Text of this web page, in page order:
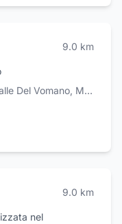
perché siamo il
9.0 km
Strada Statale Della Valle Del Vomano, Montorio al Vomano
9.0 km
nel